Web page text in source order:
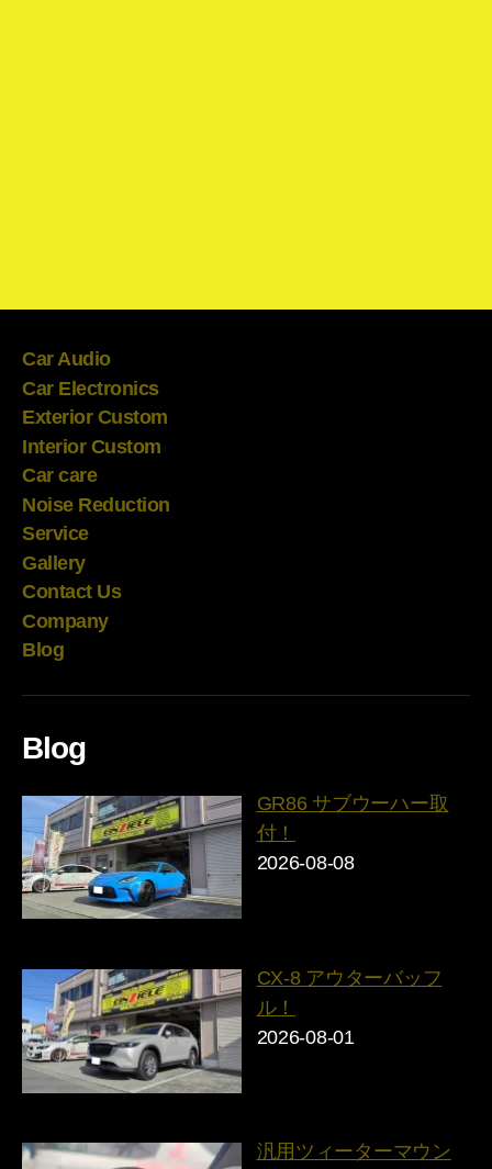
Car Audio
Car Electronics
Exterior Custom
Interior Custom
Car care
Noise Reduction
Service
Gallery
Contact Us
Company
Blog
Blog
GR86 サブウーハー取
付！
2026-08-08
CX-8 アウターバッフ
ル！
2026-08-01
汎用ツィーターマウン